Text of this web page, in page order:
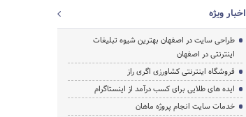
اخبار ویژه
طراحی سایت در اصفهان بهترین شیوه تبلیغات
اینترنتی در اصفهان
فروشگاه اینترنتی کشاورزی اگری راز
ایده های طلایی برای کسب درآمد از اینستاگرام
خدمات سایت انجام پروژه ماهان